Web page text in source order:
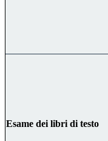
Esame dei libri di testo